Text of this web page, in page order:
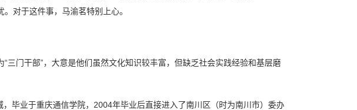
对于这件事，马渝茗特别上心。
门干部”，大意是他们虽然文化知识较丰富，但缺乏社会实践经验和基层磨
毕业于重庆通信学院，2004年毕业后直接进入了南川区（时为南川市）委办